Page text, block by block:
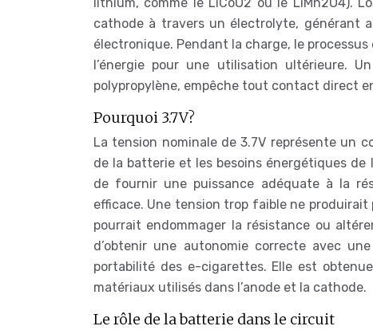
cathode à travers un électrolyte, générant
électronique. Pendant la charge, le
l’énergie pour une utilisation ultérieure.
polypropylène, empêche tout contact direct
Pourquoi 3.7V?
La tension nominale de 3.7V représente un
de la batterie et les besoins énergétiques
de fournir une puissance adéquate à la
efficace. Une tension trop faible ne
pourrait endommager la résistance ou
d’obtenir une autonomie correcte avec
portabilité des e-cigarettes. Elle est
matériaux utilisés dans l’anode et la cathode.
Le rôle de la batterie dans le circuit